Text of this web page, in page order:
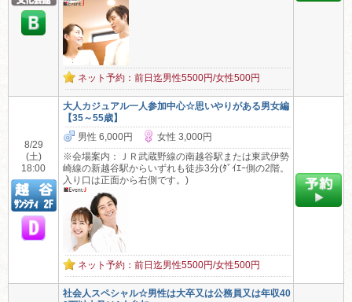
ネット予約：前日迄男性5500円/女性500円
8/29
(土)
18:00
大人カジュアル一人参加中心☆思いやりがある男女編
【35～55歳】
男性 6,000円
女性 3,000円
※会場案内：ＪＲ武蔵野線の南越谷駅または東武伊勢
崎線の新越谷駅からいずれも徒歩3分(ﾀﾞｲｴｰ側の2階。
入り口は正面から右側です。)
ネット予約：前日迄男性5500円/女性500円
社会人スペシャル☆男性は大卒又は公務員又は年収40